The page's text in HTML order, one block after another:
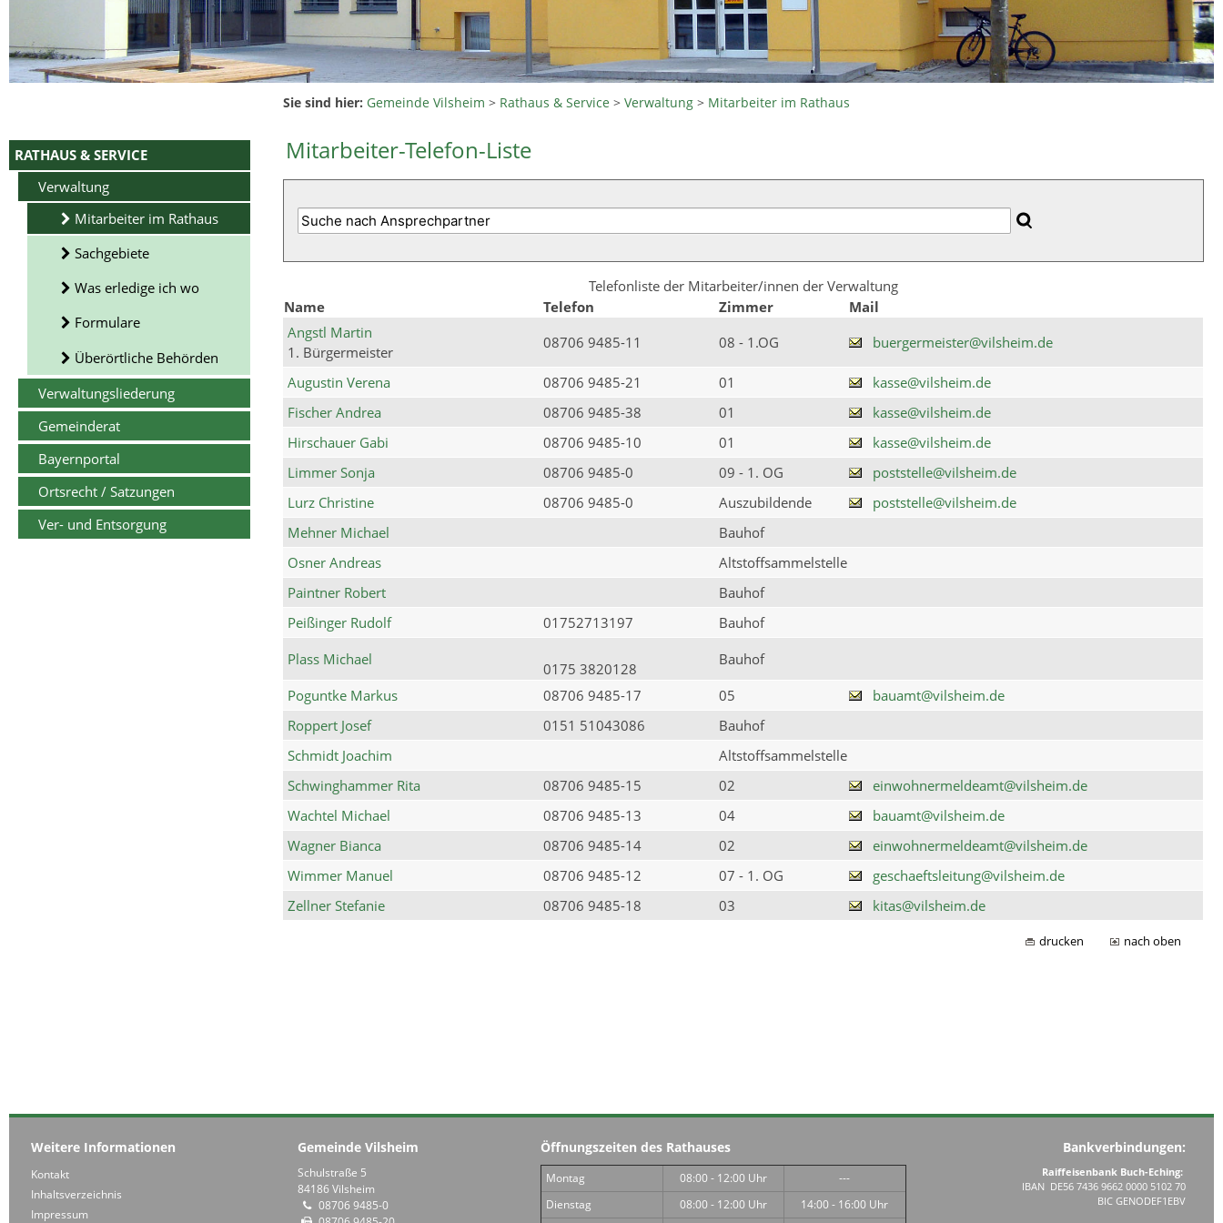
RATHAUS & SERVICE
Verwaltung
Mitarbeiter im Rathaus
Sachgebiete
Was erledige ich wo
Formulare
Überörtliche Behörden
Verwaltungsliederung
Gemeinderat
Bayernportal
Ortsrecht / Satzungen
Ver- und Entsorgung
Sie sind hier: Gemeinde Vilsheim > Rathaus & Service >Verwaltung > Mitarbeiter im Rathaus
Mitarbeiter-Telefon-Liste
Telefonliste der Mitarbeiter/innen der Verwaltung
Name
Telefon Zimmer
Mail
Angstl Martin
1. Bürgermeister
08706 9485-11 08 - 1.OG buergermeister@vilsheim.de
Augustin Verena 08706 9485-21 01
kasse@vilsheim.de
Fischer Andrea
08706 9485-38 01
kasse@vilsheim.de
Hirschauer Gabi
08706 9485-10 01
kasse@vilsheim.de
Limmer Sonja
08706 9485-0 09 - 1. OG
poststelle@vilsheim.de
Lurz Christine
08706 9485-0 Auszubildende
poststelle@vilsheim.de
Mehner Michael
Bauhof
Osner Andreas
Altstoffsammelstelle
Paintner Robert
Bauhof
Peißinger Rudolf
01752713197
Bauhof
Plass Michael
0175 3820128
Bauhof
Poguntke Markus
08706 9485-17 05
bauamt@vilsheim.de
Roppert Josef
0151 51043086
Bauhof
Schmidt Joachim
Altstoffsammelstelle
Schwinghammer Rita
08706 9485-15 02
einwohnermeldeamt@vilsheim.de
Wachtel Michael
08706 9485-13 04
bauamt@vilsheim.de
Wagner Bianca
08706 9485-14 02
einwohnermeldeamt@vilsheim.de
Wimmer Manuel
08706 9485-12 07 - 1. OG
geschaeftsleitung@vilsheim.de
Zellner Stefanie
08706 9485-18 03 kitas@vilsheim.de
drucken nach oben
Weitere Informationen
Kontakt
Inhaltsverzeichnis
Impressum
Gemeinde Vilsheim
Schulstraße 5
84186 Vilsheim
08706 9485-0
Öffnungszeiten des Rathauses
Montag 08:00 - 12:00 Uhr
---
Dienstag
08:00 - 12:00 Uhr
14:00 - 16:00 Uhr
Bankverbindungen:
Raiffeisenbank Buch-Eching:
IBAN DE56 7436 9662 0000 5102 70
BIC GENODEF1EBV